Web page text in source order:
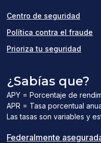
Centro de seguridad
Política contra el fraude
Prioriza tu seguridad
¿Sabías que?
APY = Porcentaje de
APR = Tasa porcentual
Las tasas son variables y
Federalmente